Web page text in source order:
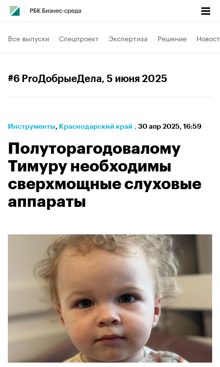
Все выпуски Спецпроект Экспертиза Решение
#6 ProДобрыеДела, 5 июня 2025
Инструменты⁠, Краснодарский край , 30 апр 2025, 16:59
Полуторагодовалому
Тимуру необходимы
сверхмощные слуховые
аппараты